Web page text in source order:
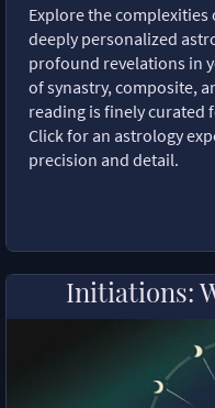
Explore the
deeply personalized
profound revelations in
of synastry, composite,
reading is finely curated
Click for an astrology
precision and detail.
Initiations: